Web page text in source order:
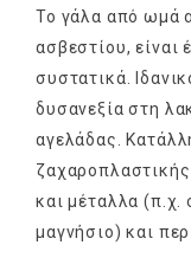
Το γάλα από ωμά
ασβεστίου, είναι
συστατικά.
δυσανεξία στη
αγελάδας.
και μέταλλα (π.χ.
μαγνήσιο) και